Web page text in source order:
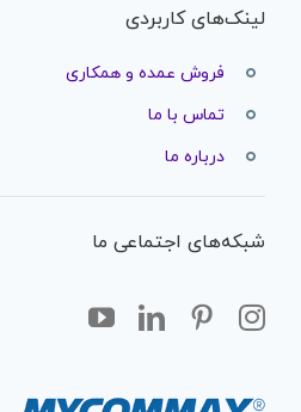
لینک‌های کاربردی
فروش عمده و همکاری
تماس با ما
درباره ما
شبکه‌های اجتماعی ما